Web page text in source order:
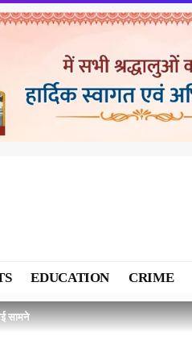
EDUCATION CRIME
सामने